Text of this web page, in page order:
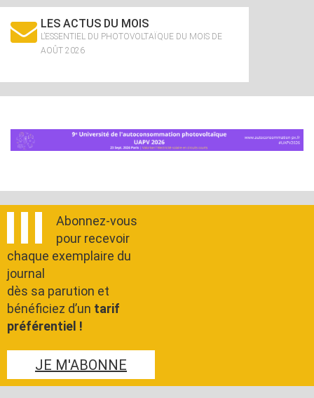
LES ACTUS DU MOIS
L’ESSENTIEL DU PHOTOVOLTAÏQUE DU MOIS DE
AOÛT 2026
Abonnez-vous
pour recevoir
chaque exemplaire du
journal
dès sa parution et
bénéficiez d’un tarif
préférentiel !
JE M'ABONNE